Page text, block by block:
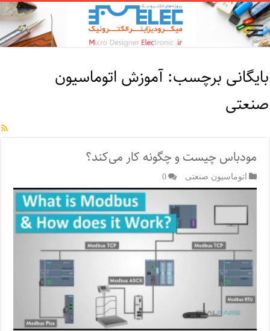
بایگانی برچسب:آموزش اتوماسیون
صنعتی
مودباس چیست و چگونه کار می‌کند؟
اتوماسیون صنعتی 0